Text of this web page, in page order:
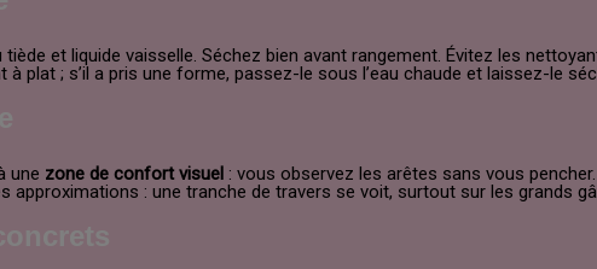
tiède et liquide vaisselle. Séchez bien avant rangement. Évitez les
à plat ; s’il a pris une forme, passez-le sous l’eau chaude et laissez-le
une zone de confort visuel : vous observez les arêtes sans vous
approximations : une tranche de travers se voit, surtout sur les grands